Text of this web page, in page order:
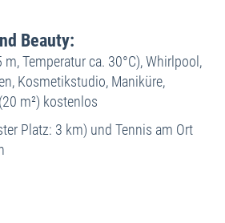
Beauty:
Temperatur ca. 30°C), Whirlpool,
Kosmetikstudio, Maniküre,
m²) kostenlos
Platz: 3 km) und Tennis am Ort